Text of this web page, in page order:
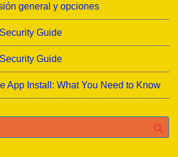
general y opciones
Guide
Guide
App Install: What You Need to Know